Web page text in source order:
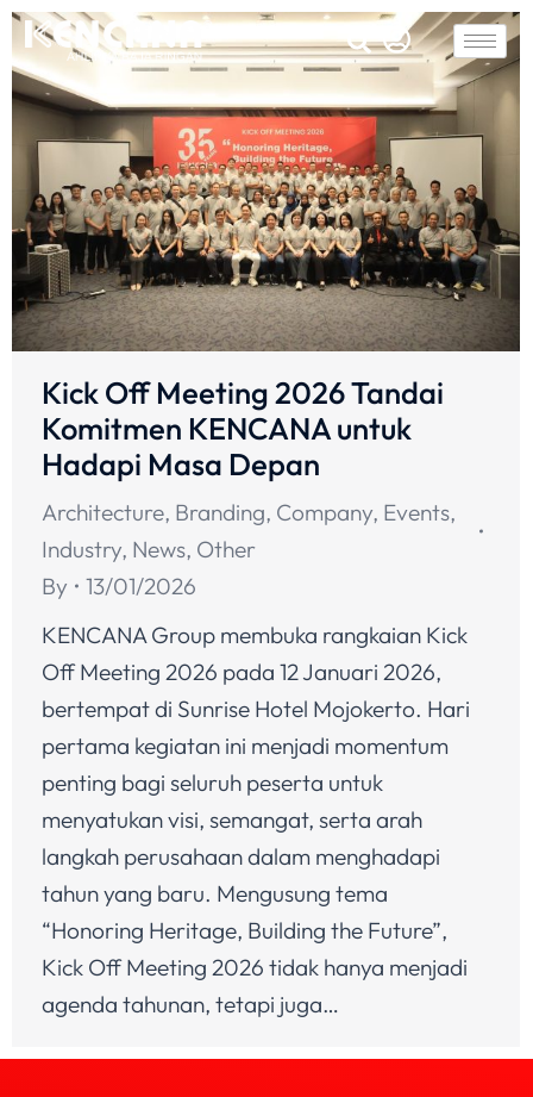
Kick Off Meeting 2026 Tandai
Komitmen KENCANA untuk
Hadapi Masa Depan
Architecture, Branding, Company, Events,
Industry, News, Other
By
13/01/2026
KENCANA Group membuka rangkaian Kick
Off Meeting 2026 pada 12 Januari 2026,
bertempat di Sunrise Hotel Mojokerto. Hari
pertama kegiatan ini menjadi momentum
penting bagi seluruh peserta untuk
menyatukan visi, semangat, serta arah
langkah perusahaan dalam menghadapi
tahun yang baru. Mengusung tema
“Honoring Heritage, Building the Future”,
Kick Off Meeting 2026 tidak hanya menjadi
agenda tahunan, tetapi juga…